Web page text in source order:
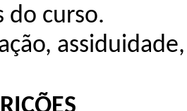
do curso.